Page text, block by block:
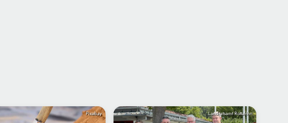
Pixabay Landratsamt Rottal-Inn